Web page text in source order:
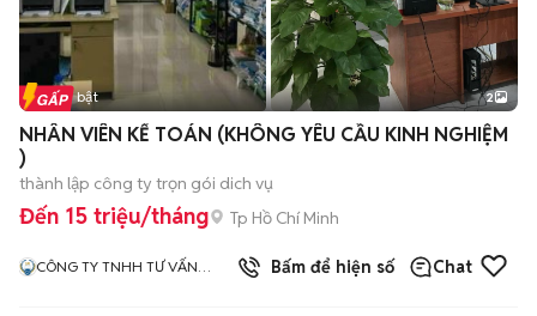
Tin nổi bật 2
NHÂN VIÊN KẾ TOÁN (KHÔNG YÊU CẦU KINH NGHIỆM
)
thành lập công ty trọn gói dich vụ
Đến 15 triệu/tháng Tp Hồ Chí Minh
CÔNG TY TNHH TƯ VẤN
Bấm để hiện số Chat